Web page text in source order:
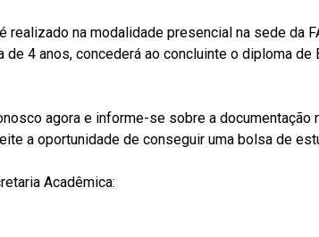
realizado na modalidade presencial na sede da
de 4 anos, concederá ao concluinte o diploma
agora e informe-se sobre a documentação
a oportunidade de conseguir uma bolsa de
Acadêmica: